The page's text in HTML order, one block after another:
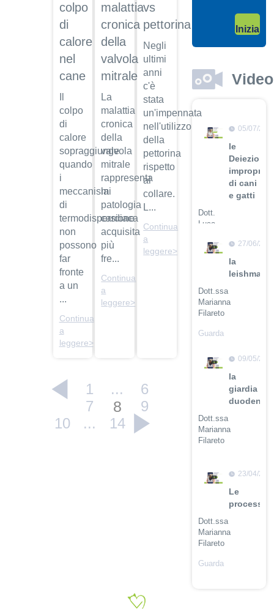
colpo
di
calore
nel
cane
colpo
di
calore
sopraggiunge
quando
i
meccanismi
di
termodispersione
non
possono
far
fronte
a un
...
Continua
a
leggere>
malattia
cronica
della
valvola
mitrale
La
malattia
cronica
della
valvola
mitrale
rappresenta
la
patologia
cardiaca
acquisita
più
fre...
Continua
a
leggere>
vs
pettorina
Negli
ultimi
anni
c'è
stata
un'impennata
nell'utilizzo
della
pettorina
rispetto
al
collare.
L...
Continua
a
leggere>
1 ...
6
7
8
9
10
... 14
Inizia
Video
04/10/
Adozione
Dott.
Albano
Guarda
05/07/
le
Deiezioni
improprie
di cani
e gatti
Dott.
Luca
Guarda
27/06/
la
Dott.ssa
Marianna
Filareto
Guarda
09/05/
la
giardia
Dott.ssa
Marianna
Filareto
il video
23/04/
Le
Dott.ssa
Marianna
Filareto
Guarda